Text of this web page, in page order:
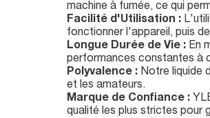
machine à fumée, ce qui
Facilité d'Utilisation :
fonctionner l'appareil, puis
Longue Durée de Vie : En
performances constantes à
Polyvalence : Notre liquide
et les amateurs.
Marque de Confiance :
qualité les plus strictes pour